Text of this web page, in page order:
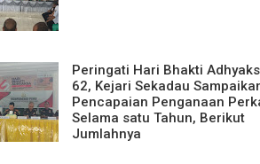
Peringati Hari Bhakti
62, Kejari Sekadau
Pencapaian Penganaan
Selama satu Tahun, Berikut
Jumlahnya